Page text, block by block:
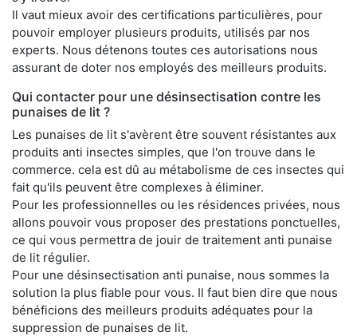
Il vaut mieux avoir des certifications particulières, pour
pouvoir employer plusieurs produits, utilisés par nos
experts. Nous détenons toutes ces autorisations nous
assurant de doter nos employés des meilleurs produits.
Qui contacter pour une désinsectisation contre les
punaises de lit ?
Les punaises de lit s'avèrent être souvent résistantes aux
produits anti insectes simples, que l'on trouve dans le
commerce. cela est dû au métabolisme de ces insectes qui
fait qu'ils peuvent être complexes à éliminer.
Pour les professionnelles ou les résidences privées, nous
allons pouvoir vous proposer des prestations ponctuelles,
ce qui vous permettra de jouir de traitement anti punaise
de lit régulier.
Pour une désinsectisation anti punaise, nous sommes la
solution la plus fiable pour vous. Il faut bien dire que nous
bénéficions des meilleurs produits adéquates pour la
suppression de punaises de lit.